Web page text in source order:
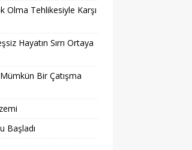
Olma Tehlikesiyle Karşı
Hayatın Sırrı Ortaya
Bir Çatışma
Başladı